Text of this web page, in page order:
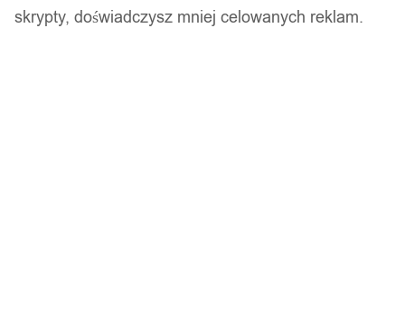
skrypty, doświadczysz mniej celowanych reklam.